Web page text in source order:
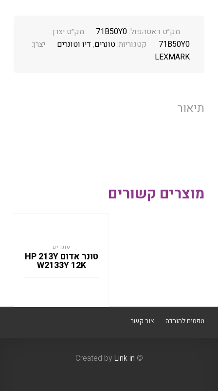
מק״ט דאטהפול:71B50Y0
מק״ט יצרן:
71B50Y0
קטגוריות:טונרים, דיו וטונרים
יצרן:
LEXMARK
תיאור
מוצרים קשורים
טונרים
טונר אדום HP 213Y
W2133Y 12K
טפסים להורדה צור קשר
© Created by
Link in